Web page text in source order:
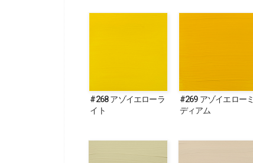
#268 アゾイエローラ
イト
#269 アゾイエローミ
ディアム